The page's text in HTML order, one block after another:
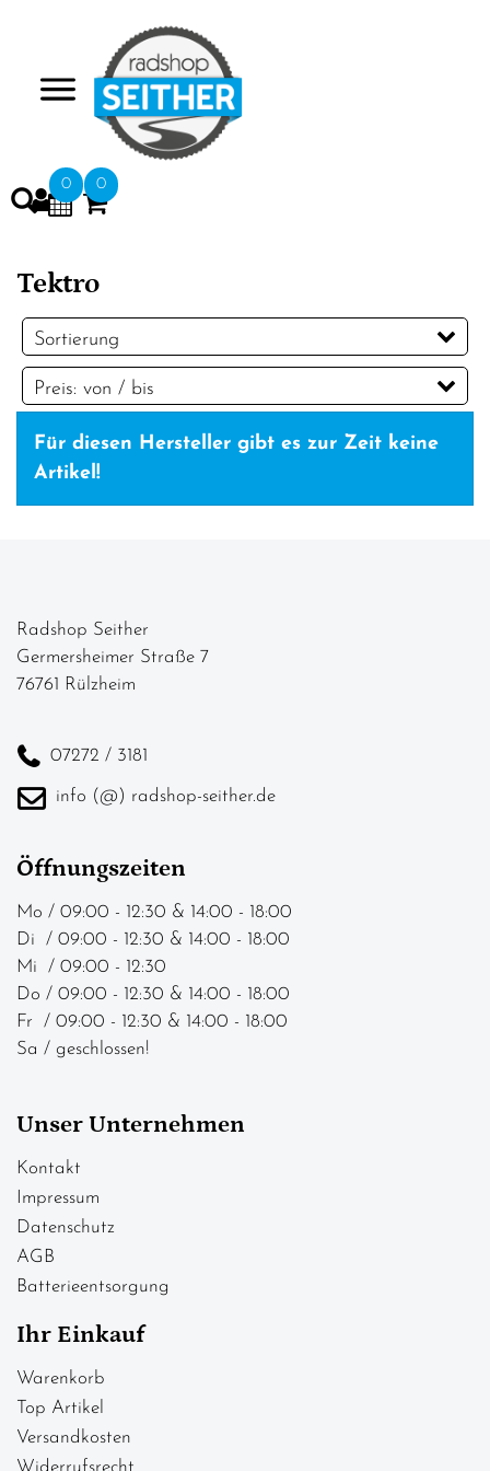
0 0
Tektro
Sortierung
Preis: von / bis
Für diesen Hersteller gibt es zur Zeit keine
Artikel!
Radshop Seither
Germersheimer Straße 7
76761 Rülzheim
07272 / 3181
info (@) radshop-seither.de
Öffnungszeiten
Mo / 09:00 - 12:30 & 14:00 - 18:00
Di / 09:00 - 12:30 & 14:00 - 18:00
Mi / 09:00 - 12:30
Do / 09:00 - 12:30 & 14:00 - 18:00
Fr / 09:00 - 12:30 & 14:00 - 18:00
Sa / geschlossen!
Unser Unternehmen
Kontakt
Impressum
Datenschutz
AGB
Batterieentsorgung
Ihr Einkauf
Warenkorb
Top Artikel
Versandkosten
Widerrufsrecht